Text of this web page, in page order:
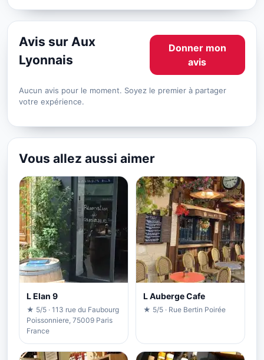
Avis sur Aux
Lyonnais
Donner mon
avis
Aucun avis pour le moment. Soyez le premier à partager
votre expérience.
Vous allez aussi aimer
L Elan 9
★ 5/5 · 113 rue du Faubourg
Poissonniere, 75009 Paris
France
L Auberge Cafe
★ 5/5 · Rue Bertin Poirée